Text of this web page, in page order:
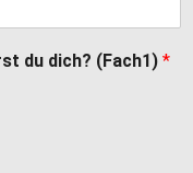
du dich? (Fach1) *